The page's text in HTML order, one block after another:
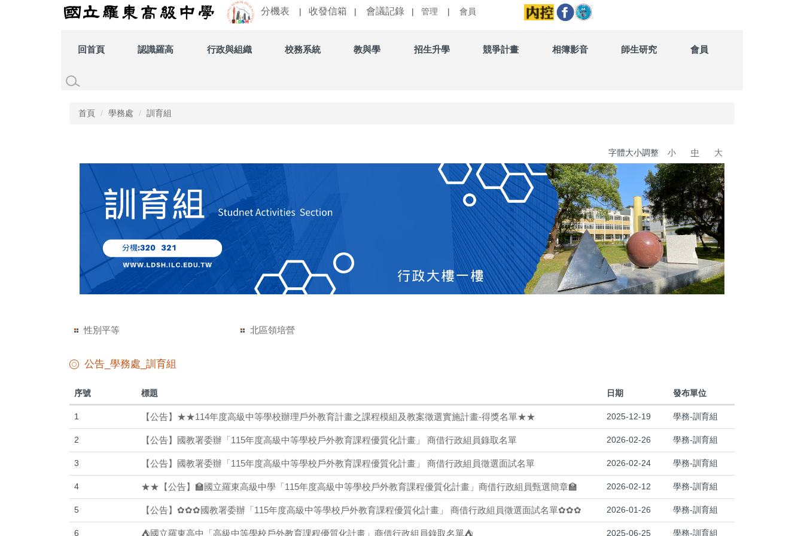
分機表 收發信箱 會議記錄 管理 會員
回首頁 認識羅高 行政與組織 校務系統 教與學 招生升學 競爭計畫 相簿影音 師生研究 會員
首頁 學務處 訓育組
字體大小調整 小 中 大
性別平等 北區領培營
公告_學務處_訓育組
序號 標題 日期 發布單位
1 【公告】★★114年度高級中等學校辦理戶外教育計畫之課程模組及教案徵選實施計畫-得獎名單★★ 2025-12-19 學務-訓育組
2 【公告】國教署委辦「115年度高級中等學校戶外教育課程優質化計畫」 商借行政組員錄取名單 2026-02-26 學務-訓育組
3 【公告】國教署委辦「115年度高級中等學校戶外教育課程優質化計畫」 商借行政組員徵選面試名單 2026-02-24 學務-訓育組
4 ★★【公告】🏫國立羅東高級中學「115年度高級中等學校戶外教育課程優質化計畫」商借行政組員甄選簡章🏫 2026-02-12 學務-訓育組
5 【公告】✿✿✿國教署委辦「115年度高級中等學校戶外教育課程優質化計畫」 商借行政組員徵選面試名單✿✿✿ 2026-01-26 學務-訓育組
6 ⛺國立羅東高中「高級中等學校戶外教育課程優質化計畫」商借行政組員錄取名單⛺ 2025-06-25 學務-訓育組